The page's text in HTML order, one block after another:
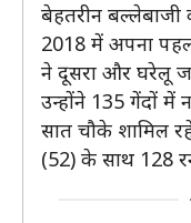
बेहतरीन
2018 में अपना
ने दूसरा और घरेलू
उन्होंने 135 गेंदों में
सात चौके शामिल
(52) के साथ 128